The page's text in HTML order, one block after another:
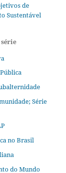
de
Sustentável
Série
no Brasil
do Mundo